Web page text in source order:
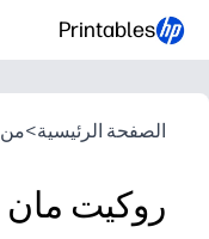
Printables
الصفحة الرئيسية>من HP
روكيت مان